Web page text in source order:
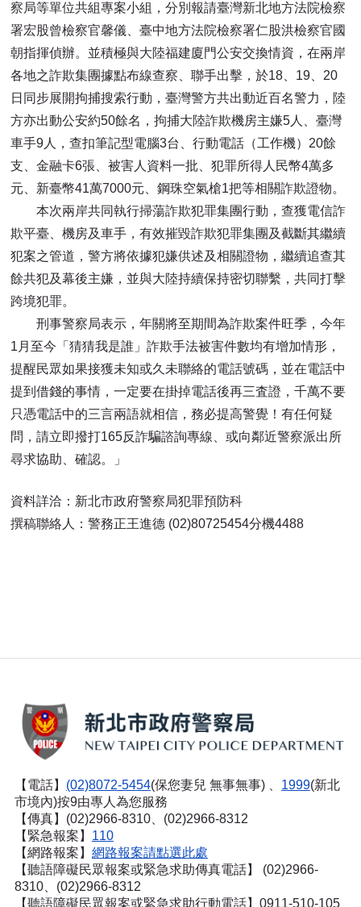
察局等單位共組專案小組，分別報請臺灣新北地方法院檢察
署宏股曾檢察官馨儀、臺中地方法院檢察署仁股洪檢察官國
朝指揮偵辦。並積極與大陸福建廈門公安交換情資，在兩岸
各地之詐欺集團據點布線查察、聯手出擊，於18、19、20
日同步展開拘捕搜索行動，臺灣警方共出動近百名警力，陸
方亦出動公安約50餘名，拘捕大陸詐欺機房主嫌5人、臺灣
車手9人，查扣筆記型電腦3台、行動電話（工作機）20餘
支、金融卡6張、被害人資料一批、犯罪所得人民幣4萬多
元、新臺幣41萬7000元、鋼珠空氣槍1把等相關詐欺證物。
本次兩岸共同執行掃蕩詐欺犯罪集團行動，查獲電信詐
欺平臺、機房及車手，有效摧毀詐欺犯罪集團及截斷其繼續
犯案之管道，警方將依據犯嫌供述及相關證物，繼續追查其
餘共犯及幕後主嫌，並與大陸持續保持密切聯繫，共同打擊
跨境犯罪。
刑事警察局表示，年關將至期間為詐欺案件旺季，今年
1月至今「猜猜我是誰」詐欺手法被害件數均有增加情形，
提醒民眾如果接獲未知或久未聯絡的電話號碼，並在電話中
提到借錢的事情，一定要在掛掉電話後再三査證，千萬不要
只憑電話中的三言兩語就相信，務必提高警覺！有任何疑
問，請立即撥打165反詐騙諮詢專線、或向鄰近警察派出所
尋求協助、確認。」
資料詳洽：新北市政府警察局犯罪預防科
撰稿聯絡人：警務正王進德 (02)80725454分機4488
【電話】 (02)8072-5454(保您妻兒 無事無事) 、 1999(新北
市境內)按9由專人為您服務
【傳真】(02)2966-8310、(02)2966-8312
【緊急報案】 110
【網路報案】 網路報案請點選此處
【聽語障礙民眾報案或緊急求助傳真電話】
(02)2966-
8310、(02)2966-8312
【聽語障礙民眾報案或緊急求助行動電話】0911-510-105